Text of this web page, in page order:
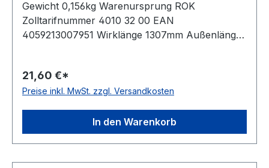
Gewicht 0,156kg Warenursprung ROK
Zolltarifnummer 4010 32 00 EAN
4059213007951 Wirklänge 1307mm Außenlänge
Norm DIN 7753 Material Neoprene Zugstrang
Polyester Breite 12,7mm Höhe 10mm
21,60 €*
Preise inkl. MwSt. zzgl. Versandkosten
In den Warenkorb